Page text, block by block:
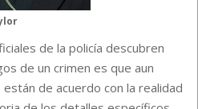
de la policía descubren
de un crimen es que aun
de acuerdo con la realidad